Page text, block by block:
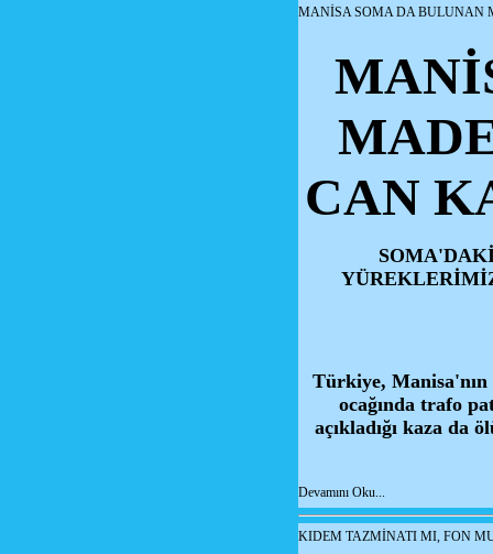
MANİSA SOMA DA BULUNAN
CAN
Türkiye, Manisa'nın
ocağında trafo
açıkladığı kaza da
Devamını Oku...
KIDEM TAZMİNATI MI, FON